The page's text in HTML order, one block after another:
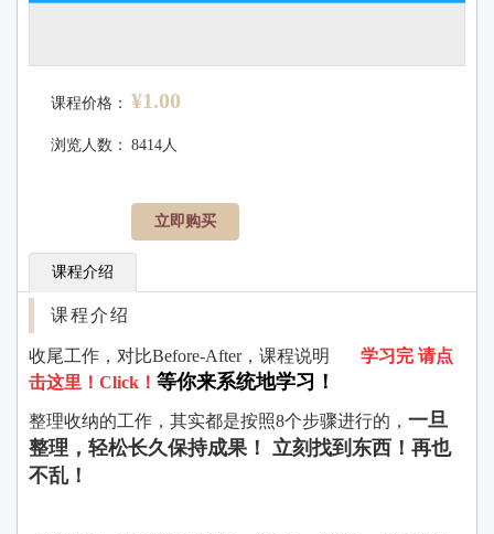
课程价格： ¥1.00
浏览人数： 8414人
立即购买
课程介绍
课程介绍
收尾工作，对比Before-After，课程说明
学习完 请点
击这里！Click！ 等你来系统地学习！
整理收纳的工作，其实都是按照8个步骤进行的， 一旦
整理，轻松长久保持成果！
立刻找到东西！再也
不乱！